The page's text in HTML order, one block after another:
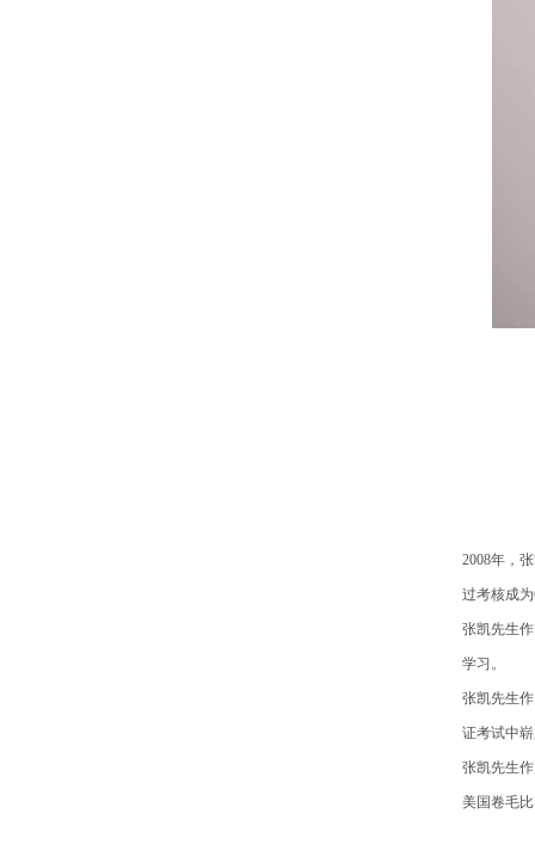
2008年，
过考核成
张凯先生
学习。
张凯先生
证考试中
张凯先生
美国卷毛